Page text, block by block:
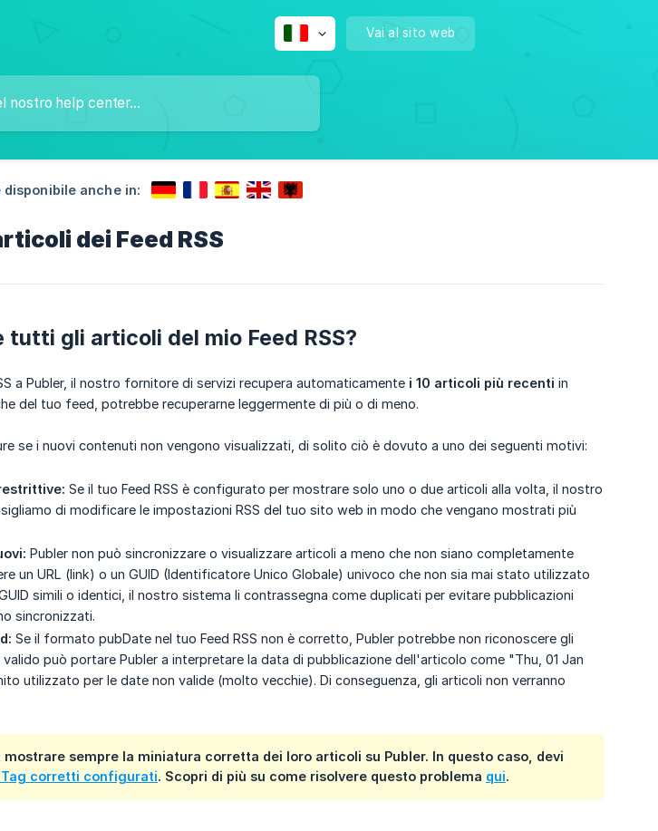
Vai al sito web
anche in:
dei Feed RSS
tutti gli articoli del mio Feed RSS?
a Publer, il nostro fornitore di servizi recupera automaticamente i 10 articoli più recenti in
del tuo feed, potrebbe recuperarne leggermente di più o di meno.
se i nuovi contenuti non vengono visualizzati, di solito ciò è dovuto a uno dei seguenti motivi:
Se il tuo Feed RSS è configurato per mostrare solo uno o due articoli alla volta, il nostro
di modificare le impostazioni RSS del tuo sito web in modo che vengano mostrati più
Publer non può sincronizzare o visualizzare articoli a meno che non siano completamente
un URL (link) o un GUID (Identificatore Unico Globale) univoco che non sia mai stato utilizzato
simili o identici, il nostro sistema li contrassegna come duplicati per evitare pubblicazioni
sincronizzati.
Se il formato pubDate nel tuo Feed RSS non è corretto, Publer potrebbe non riconoscere gli
può portare Publer a interpretare la data di pubblicazione dell'articolo come "Thu, 01 Jan
utilizzato per le date non valide (molto vecchie). Di conseguenza, gli articoli non verranno
mostrare sempre la miniatura corretta dei loro articoli su Publer. In questo caso, devi
Tag corretti configurati. Scopri di più su come risolvere questo problema qui.